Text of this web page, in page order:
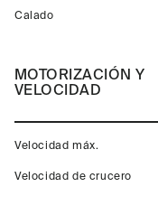
Calado
MOTORIZACIÓN Y
VELOCIDAD
Velocidad máx.
Velocidad de crucero